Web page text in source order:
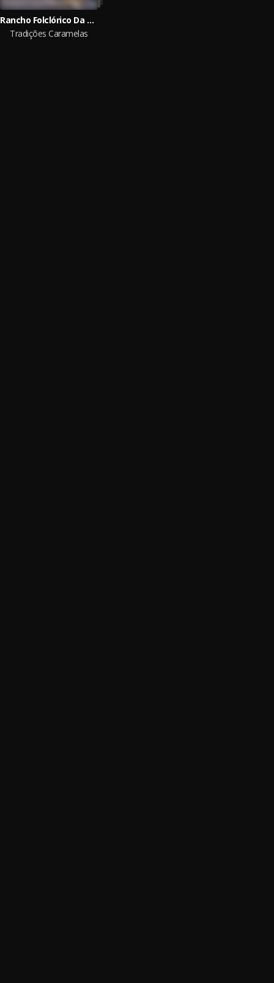
Rancho Folclórico Da Casa Do Povo De Pinhal Novo
Tradições Caramelas